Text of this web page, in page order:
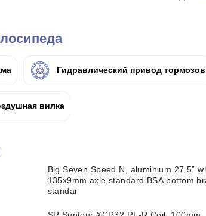
Гидравлический привод тормозов
вилка
Big.Seven Speed N, aluminium 27.5”
135x9mm axle standard BSA bottom
standar